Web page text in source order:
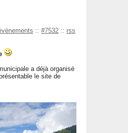
:: #7532 :: rss
a déjà organisé
le site de